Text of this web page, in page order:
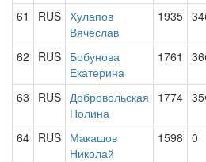
61 RUS Хулапов
Вячеслав
1935
62 RUS Бобунова
Екатерина
1761
63 RUS Добровольская
Полина
1774
64 RUS Макашов
Николай
1598 0